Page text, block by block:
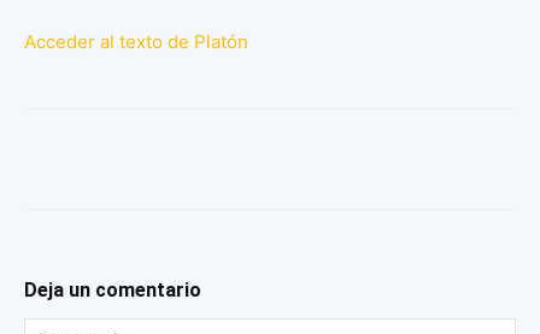
Acceder al texto de Platón
Deja un comentario